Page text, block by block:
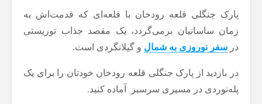
پارک جنگلی قلعه رودخان با قلعه‌ای که قدمت‌اش به
زمان ساسانیان برمی‌گردد، یک مقصد جذاب توریستی
در سفر نوروزی به شمال و گیلانگردی است.
در بازدید از پارک جنگلی قلعه رودخان خودتان را برای یک
پله‌نوردی در مسیری سرسبز آماده کنید.